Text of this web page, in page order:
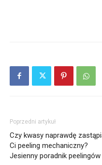
Poprzedni artykuł
Czy kwasy naprawdę
Ci peeling mechaniczny?
Jesienny poradnik peelingów